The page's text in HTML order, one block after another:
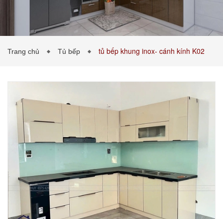
BẢNG GIÁ VẬT LIỆU LIÊN HỆ 0989043453
Trang chủ Tủ bếp tủ bếp khung inox- cánh kính K02